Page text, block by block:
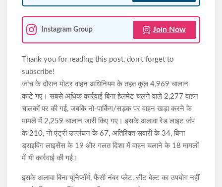
Instagram Group Join Now
Thank you for reading this post, don't forget to
subscribe!
जांच के दौरान मोटर वाहन अधिनियम के तहत कुल 4,969 चालान
काटे गए। सबसे अधिक कार्रवाई बिना हेलमेट चलने वाले 2,277 वाहन
चालकों पर की गई, जबकि नो-पार्किंग/सड़क पर वाहन खड़ा करने के
मामले में 2,259 चालान जारी किए गए। इसके अलावा रेड लाइट जंप
के 210, नो एंट्री उल्लंघन के 67, अतिरिक्त सवारी के 34, बिना
ड्राइविंग लाइसेंस के 19 और गलत दिशा में वाहन चलाने के 18 मामलों
में भी कार्रवाई की गई।
इसके अलावा बिना यूनिफॉर्म, फैंसी नंबर प्लेट, सीट बेल्ट का उपयोग नहीं